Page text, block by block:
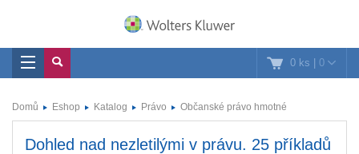
0 ks | 0
Domů Eshop Katalog Právo Občanské právo hmotné
Dohled nad nezletilými v právu. 25 příkladů